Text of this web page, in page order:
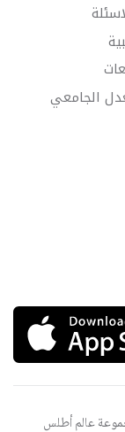
الجامعي
عالم أطلس